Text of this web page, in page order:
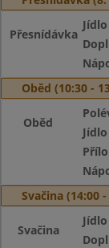
Přesnídávka
Jídlo
Oběd (10:30 -
Oběd
Jídlo
Svačina (14:00 -
Svačina
Jídlo